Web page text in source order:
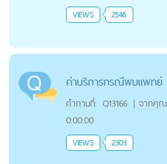
VIEWS 2546
ค่าบริการกรณีพบแพทย์
คำถามที่: Q13166 | จากคุณ
0:00:00
VIEWS 2303